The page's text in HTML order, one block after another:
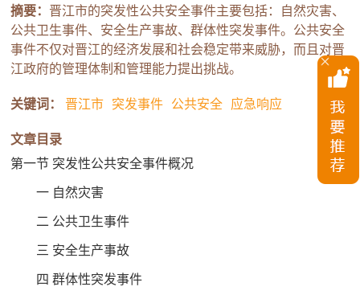
摘要： 晋江市的突发性公共安全事件主要包括：自然灾害、
公共卫生事件、安全生产事故、群体性突发事件。公共安全
事件不仅对晋江的经济发展和社会稳定带来威胁，而且对晋
江政府的管理体制和管理能力提出挑战。
关键词： 晋江市 突发事件 公共安全 应急响应
文章目录
第一节 突发性公共安全事件概况
一 自然灾害
二 公共卫生事件
三 安全生产事故
四 群体性突发事件